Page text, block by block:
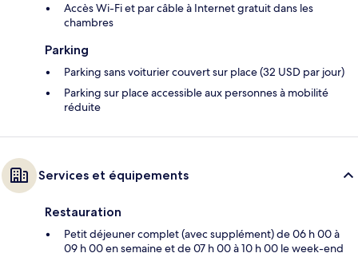
Accès Wi-Fi et par câble à Internet gratuit dans les
chambres
Parking
Parking sans voiturier couvert sur place (32 USD par jour)
Parking sur place accessible aux personnes à mobilité
réduite
Services et équipements
Restauration
Petit déjeuner complet (avec supplément) de 06 h 00 à
09 h 00 en semaine et de 07 h 00 à 10 h 00 le week-end